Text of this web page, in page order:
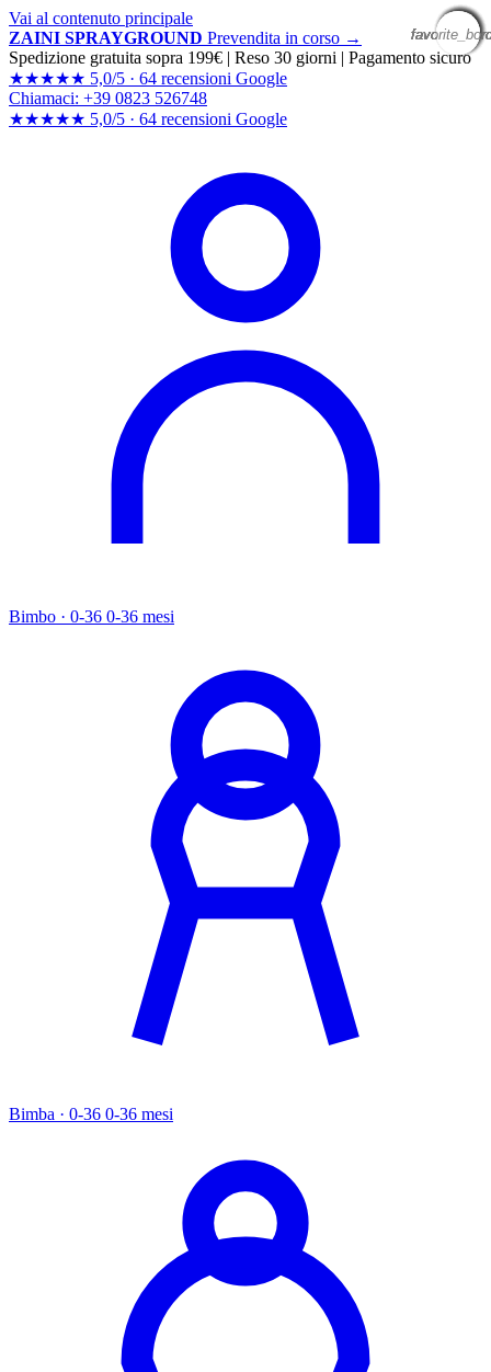
Vai al contenuto principale
ZAINI SPRAYGROUND Prevendita in corso →
Spedizione gratuita sopra 199€ | Reso 30 giorni | Pagamento sicuro
★★★★★ 5,0/5 · 64 recensioni Google
Chiamaci: +39 0823 526748
★★★★★ 5,0/5 · 64 recensioni Google
Bimbo · 0-36 0-36 mesi
Bimba · 0-36 0-36 mesi